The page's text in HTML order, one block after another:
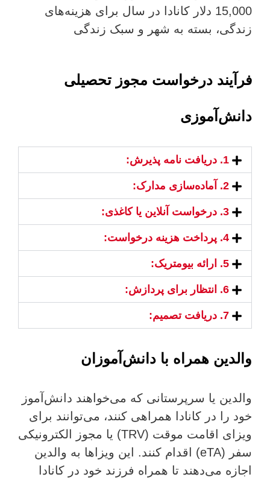
15,000 دلار کانادا در سال برای هزینه‌های
زندگی، بسته به شهر و سبک زندگی
فرآیند درخواست مجوز تحصیلی
دانش‌آموزی
1. دریافت نامه پذیرش:
2. آماده‌سازی مدارک:
3. درخواست آنلاین یا کاغذی:
4. پرداخت هزینه درخواست:
5. ارائه بیومتریک:
6. انتظار برای پردازش:
7. دریافت تصمیم:
والدین همراه با دانش‌آموزان
والدین یا سرپرستانی که می‌خواهند دانش‌آموز
خود را در کانادا همراهی کنند، می‌توانند برای
ویزای اقامت موقت (TRV) یا مجوز الکترونیکی
سفر (eTA) اقدام کنند. این ویزاها به والدین
اجازه می‌دهند تا همراه فرزند خود در کانادا